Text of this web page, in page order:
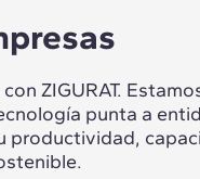
ZIGURAT.
punta a
productividad,